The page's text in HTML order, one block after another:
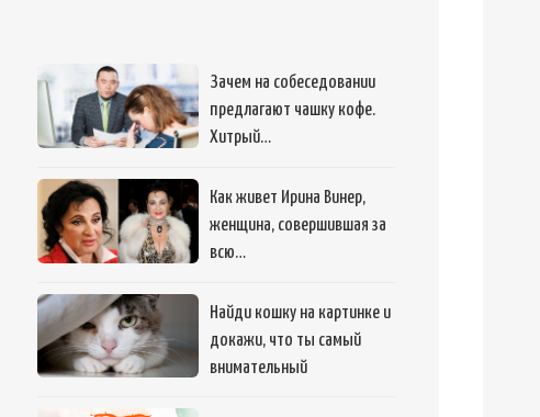
Зачем на собеседовании
предлагают чашку кофе.
Хитрый…
Как живет Ирина Винер,
женщина, совершившая за
всю…
Найди кошку на картинке и
докажи, что ты самый
внимательный